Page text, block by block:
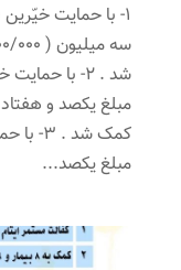
1- با حمایت
مبلغ یکصد...